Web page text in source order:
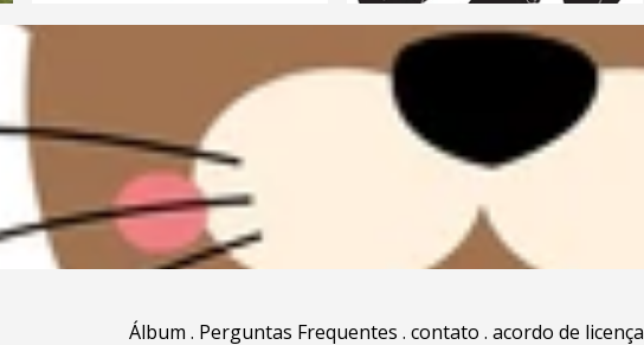
Álbum . Perguntas Frequentes . contato . acordo de licença